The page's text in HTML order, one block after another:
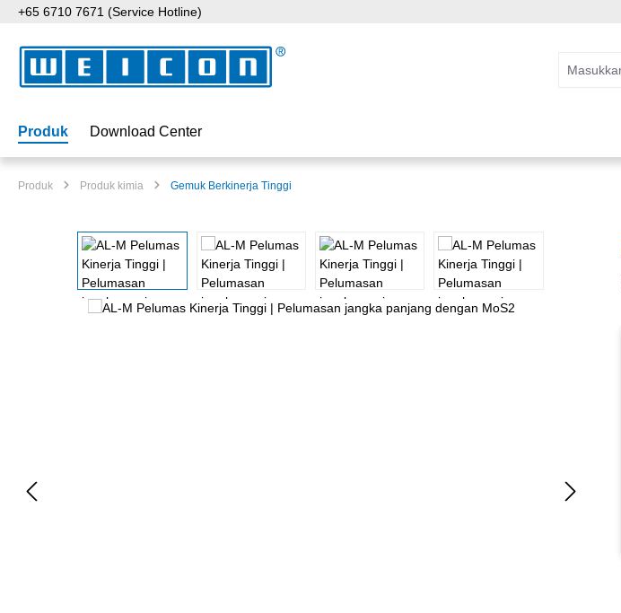
ke konten utama
Lewati ke pencarian
Lewati ke navigasi utama
+65 6710 7671 (Service Hotline)
Produk Download Center
Produk Produk kimia Gemuk Berkinerja Tinggi
Lewati galeri gambar